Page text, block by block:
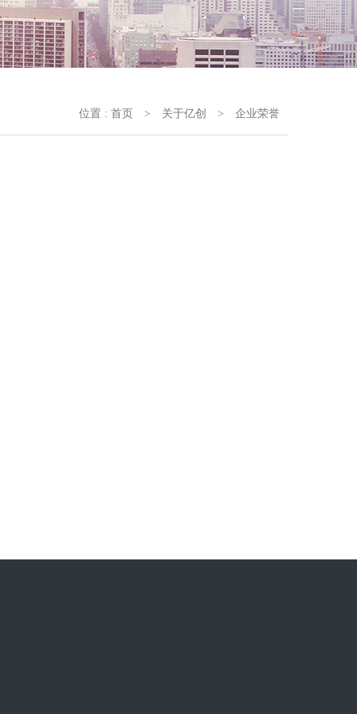
位置 : 首页 > 关于亿创 > 企业荣誉